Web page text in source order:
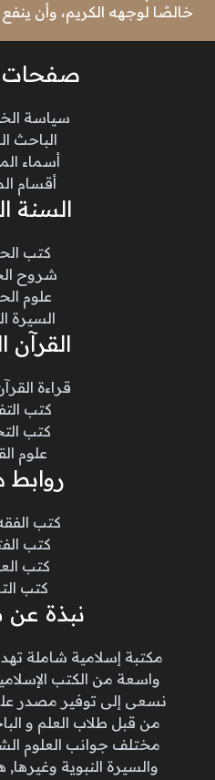
خالصًا لوجهه الكريم، وأن
صفحات
سياسة
الباحث
أسماء
أقسام
السنة
كتب
شروح
علوم
السيرة
القرآن
قراءة
كتب
كتب
علوم
روابط
كتب
كتب
كتب
كتب
نبذة عن
مكتبة إسلامية شاملة
واسعة من الكتب
نسعى إلى توفير مصدر
من قبل طلاب العلم و
مختلف جوانب العلوم
والسيرة النبوية